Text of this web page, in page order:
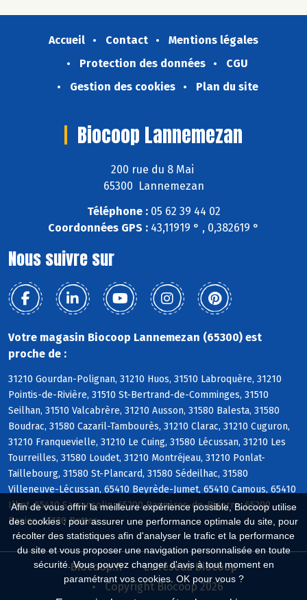
Afin de vous offrir la meilleure expérience possible, Biocoop utilise
des cookies : pour assurer une performance optimale du site, pour
récolter des statistiques afin d'analyser le trafic et la performance
du site et vous proposer une navigation personnalisée en toute
sécurité. Vous pouvez changer d'avis à tout moment en
paramétrant vos cookies. OK pour vous ?
Accueil Contact
Mentions légales
Protection des données
CGU
Gestion des cookies
Plan du site
Biocoop Lannemezan
200 rue du 8 Mai
65300 Lannemezan
Téléphone :05 62 39 44 02
Coordonnées GPS : 43,11919 ° , 0,382619 °
Nous suivre sur
Votre magasin Biocoop Lannemezan (65300) est
proche de :
31210 Gourdan-Polignan, 31210 Huos, 31510 Labroquère, 31210
Pointis-de-Rivière, 31510 St-Bertrand-de-Comminges, 31510
Seilhan, 31510 Valcabrère, 31210 Ausson, 31580 Balesta, 31580
Boudrac, 31580 Cazaril-Tambourès, 31210 Clarac, 31210 Cuguron,
31210 Franquevielle, 31210 Le Cuing, 31580 Lécussan, 31210 Les
Tourreilles, 31580 Loudet, 31210 Montréjeau, 31210 Ponlat-
Taillebourg, 31580 St-Plancard, 31580 Sédeilhac, 31580
Villeneuve-Lécussan, 65410 Beyrède-Jumet, 65410 Camous, 65410
Ilhet, 65410 Sarrancolin, 65200 Bagnères-de-Bigorre, 65200
Banios, 65130 Bettes
Biocoop.fr
Le réseau Biocoop
Copyright Biocoop 2026